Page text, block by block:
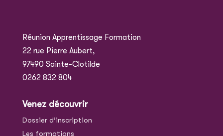
Réunion Apprentissage Formation
22 rue Pierre Aubert,
97490 Sainte-Clotilde
0262 832 804
Venez découvrir
Dossier d’inscription
Les formations